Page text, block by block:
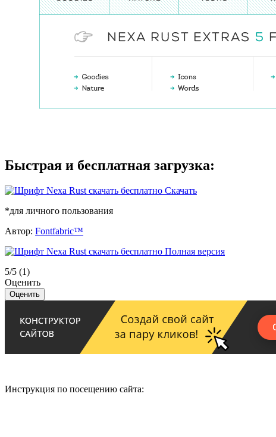
Быстрая и бесплатная загрузка:
Скачать
*для личного пользования
Автор: Fontfabric™
Полная версия
5/5 (1)
Оценить
Инструкция по посещению сайта: